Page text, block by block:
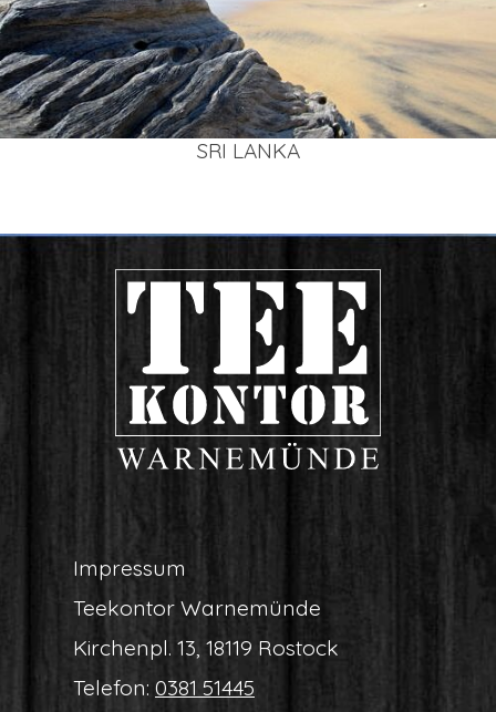
SRI LAN­KA
Impres­sum
Tee­kon­tor Warnemünde
Kir­chen­pl. 13, 18119 Rostock
Tele­fon: 0381 51445